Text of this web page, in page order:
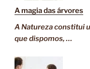
A magia das árvores
A Natureza constitui
que dispomos, …